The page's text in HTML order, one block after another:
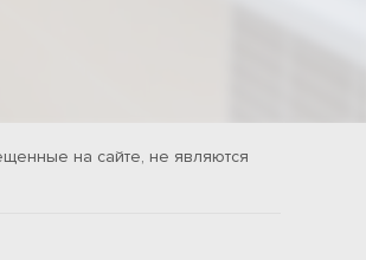
на сайте, не являются